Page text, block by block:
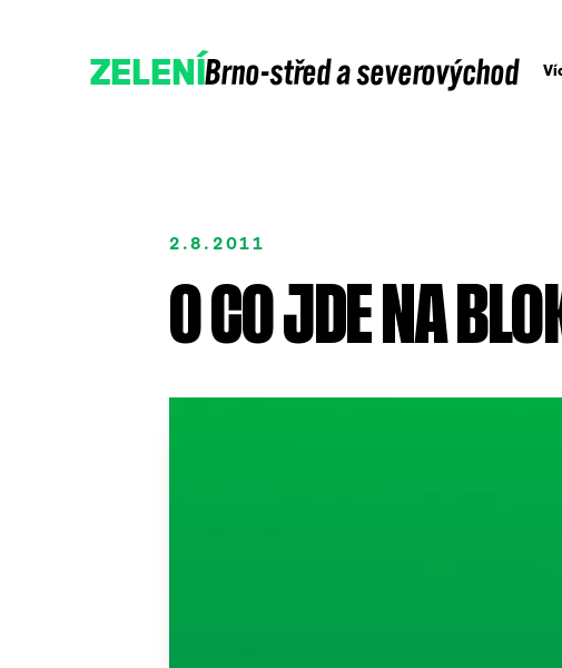
ZELENÍBrno-střed a severovýchod
2.8.2011
O CO JDE NA